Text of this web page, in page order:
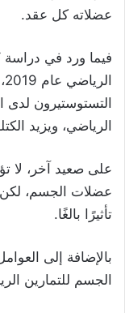
عضلاته كل عقد.
فيما ورد في
التستوستيرون لدى
الرياضي، ويزيد
على صعيد آخر، لا
عضلات الجسم،
تأثيرًا بالغًا.
بالإضافة إلى
الجسم للتمارين